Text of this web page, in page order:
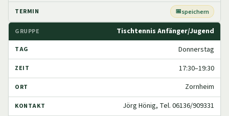
speichern
Tischtennis Anfänger/Jugend
Donnerstag
17:30–19:30
Zornheim
Jörg Hönig, Tel. 06136/909331